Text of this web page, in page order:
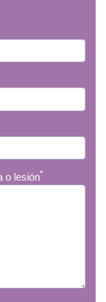
o lesión*